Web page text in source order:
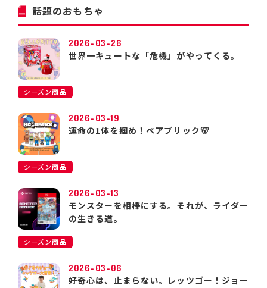
話題のおもちゃ
2026-03-26
世界一キュートな「危機」がやってくる。
シーズン商品
2026-03-19
運命の1体を掴め！ベアブリック🐻
シーズン商品
2026-03-13
モンスターを相棒にする。それが、ライダー
の生きる道。
シーズン商品
2026-03-06
好奇心は、止まらない。レッツゴー！ジョー